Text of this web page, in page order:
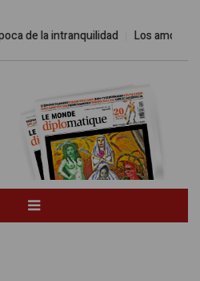
de la intranquilidad Los amos